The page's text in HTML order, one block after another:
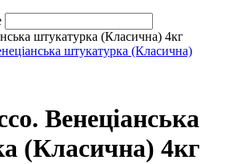
штукатурка (Класична) 4кг
Венеціанська
(Класична) 4кг